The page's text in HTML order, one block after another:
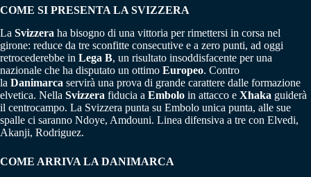
COME SI PRESENTA LA SVIZZERA
La Svizzera ha bisogno di una vittoria per rimettersi in corsa nel
girone: reduce da tre sconfitte consecutive e a zero punti, ad oggi
retrocederebbe in Lega B, un risultato insoddisfacente per una
nazionale che ha disputato un ottimo Europeo. Contro
la Danimarca servirà una prova di grande carattere dalle formazione
elvetica. Nella Svizzera fiducia a Embolo in attacco e Xhaka guiderà
il centrocampo. La Svizzera punta su Embolo unica punta, alle sue
spalle ci saranno Ndoye, Amdouni. Linea difensiva a tre con Elvedi,
Akanji, Rodriguez.
COME ARRIVA LA DANIMARCA